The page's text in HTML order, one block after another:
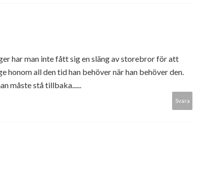
har man inte fått sig en släng av storebror för att
honom all den tid han behöver när han behöver den.
måste stå tillbaka......
Svara